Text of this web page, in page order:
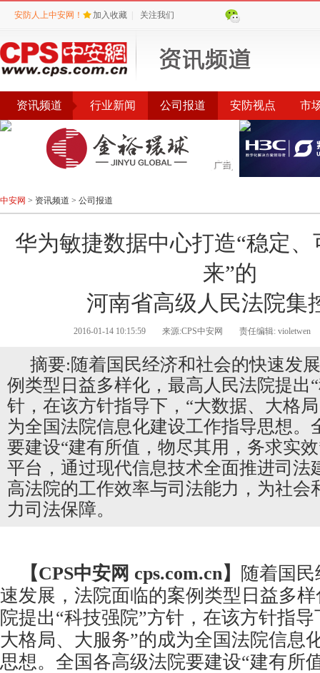
安防人上中安网！ 加入收藏 关注我们
资讯频道 行业新闻 公司报道 安防视点 市
公告 评选 榜单
中安网 > 资讯频道 > 公司报道
华为敏捷数据中心打造“稳定
来”的
河南省高级人民法院集
2016-01-14 10:15:59 来源:CPS中安网 责任编辑: violetwen
摘要:随着国民经济和社会的快速发
例类型日益多样化，最高人民法院提出
针，在该方针指导下，“大数据、大格
为全国法院信息化建设工作指导思想。
要建设“建有所值，物尽其用，务求实
平台，通过现代信息技术全面推进司法
高法院的工作效率与司法能力，为社会
力司法保障。
【CPS中安网 cps.com.cn】
随着国
速发展，法院面临的案例类型日益多
院提出“科技强院”方针，在该方针指
大格局、大服务”的成为全国法院信息
思想。全国各高级法院要建设“建有所